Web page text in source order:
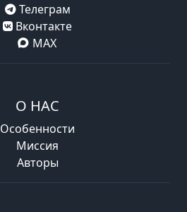
Телеграм
Вконтакте
MAX
О НАС
Особенности
Миссия
Авторы